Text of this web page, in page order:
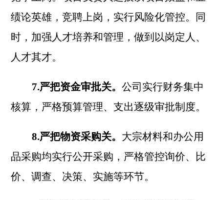
绩论英雄，竞聘上岗，实行风险化管控。同
时，加强人才培养和管理，做到以岗定人、
人才其才。
7.严把资金审批关。公司实行财务集中
核算，严格预算管理、支出逐级审批制度。
8.严把物资采购关。 大宗材料和办公用
品采购均实行公开采购，严格管控询价、比
价、调查、决策、实施等环节。